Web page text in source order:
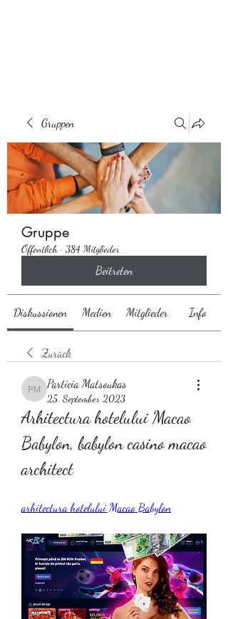
Gruppen
Gruppe
Öffentlich · 384 Mitglieder
Beitreten
Diskussionen Medien Mitglieder Info
Zurück
Particia Matsoukas
Particia Matsoukas
25. September 2023
Arhitectura hotelului Macao
Babylon, babylon casino macao
architect
arhitectura hotelului Macao Babylon